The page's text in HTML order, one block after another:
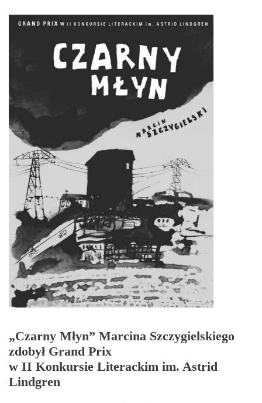
„Czarny Młyn” Marcina Szczygielskiego
zdobył Grand Prix
w II Konkursie Literackim im. Astrid
Lindgren